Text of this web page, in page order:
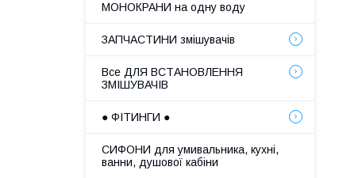
МОНОКРАНИ на одну воду
ЗАПЧАСТИНИ змішувачів
Все ДЛЯ ВСТАНОВЛЕННЯ
ЗМІШУВАЧІВ
● ФІТИНГИ ●
СИФОНИ для умивальника, кухні,
ванни, душової кабіни